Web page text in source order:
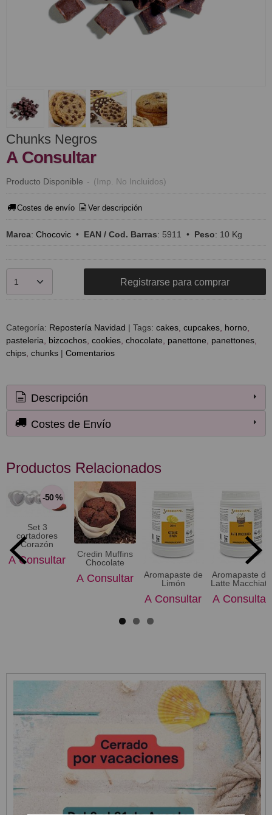
Chunks Negros
A Consultar
Producto Disponible - (Imp. No Incluidos)
Costes de envío Ver descripción
Marca: Chocovic • EAN / Cod. Barras: 5911 • Peso: 10 Kg
Registrarse para comprar
Categoría: Repostería Navidad | Tags: cakes cupcakes horno
pasteleria
bizcochos cookies chocolate panettone
panettones
chips chunks | Comentarios
Descripción
Costes de Envío
Productos Relacionados
-50 %
Set 3
cortadores
Corazón
A Consultar
Credin Muffins
Chocolate
A Consultar
Aromapaste de
Limón
A Consultar
Aromapaste de
Latte Macchiato
A Consultar